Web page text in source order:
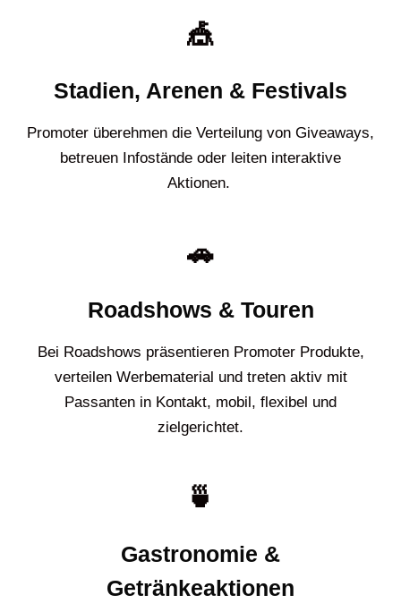
🎪
Stadien, Arenen & Festivals
Promoter überehmen die Verteilung von Giveaways,
betreuen Infostände oder leiten interaktive
Aktionen.
🚗
Roadshows & Touren
Bei Roadshows präsentieren Promoter Produkte,
verteilen Werbematerial und treten aktiv mit
Passanten in Kontakt, mobil, flexibel und
zielgerichtet.
🍵
Gastronomie &
Getränkeaktionen